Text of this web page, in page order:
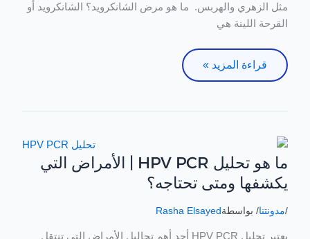
مثل الزهري والهربس. ما هو مرض الشانكرويد؟ الشانكرويد أو
القرحة اللينة هي
قراءة المزيد »
ما هو تحليل HPV PCR | الأمراض التي
يكشفها ومتى تحتاجه؟
/مدونتنا/ بواسطةRasha Elsayed
يعتبر تحليل HPV PCR أحد أهم تحاليل الأمراض التي تنتقل